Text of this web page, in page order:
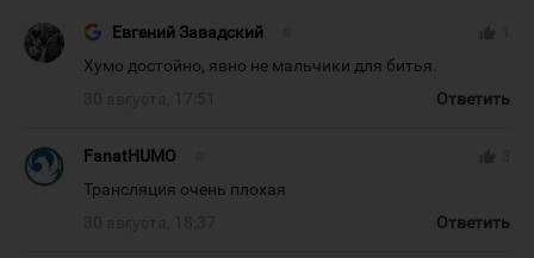
Евгений Завадский
Хумо достойно, явно не мальчики для битья.
Ответить
FanatHUMO
Трансляция очень плохая
Ответить